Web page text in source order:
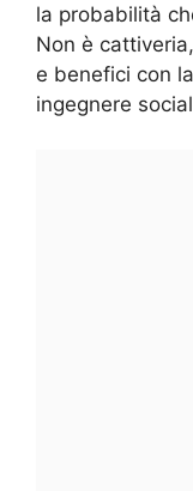
la probabilità
Non è
e benefici con
ingegnere